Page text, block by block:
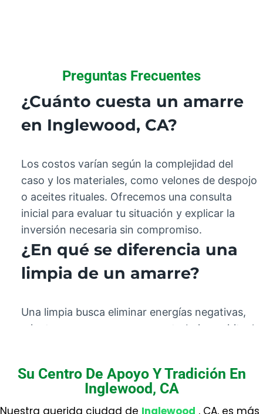
Preguntas Frecuentes
¿Cuánto cuesta un amarre
en Inglewood, CA?
Los costos varían según la complejidad del
caso y los materiales, como velones de despojo
o aceites rituales. Ofrecemos una consulta
inicial para evaluar tu situación y explicar la
inversión necesaria sin compromiso.
¿En qué se diferencia una
limpia de un amarre?
Una limpia busca eliminar energías negativas,
mientras que un amarre es un trabajo espiritual
completamente diferentes.
¿Ofrecen consultas privadas
Su Centro De Apoyo Y Tradición En
Inglewood, CA
Nuestra querida ciudad de Inglewood , CA, es más